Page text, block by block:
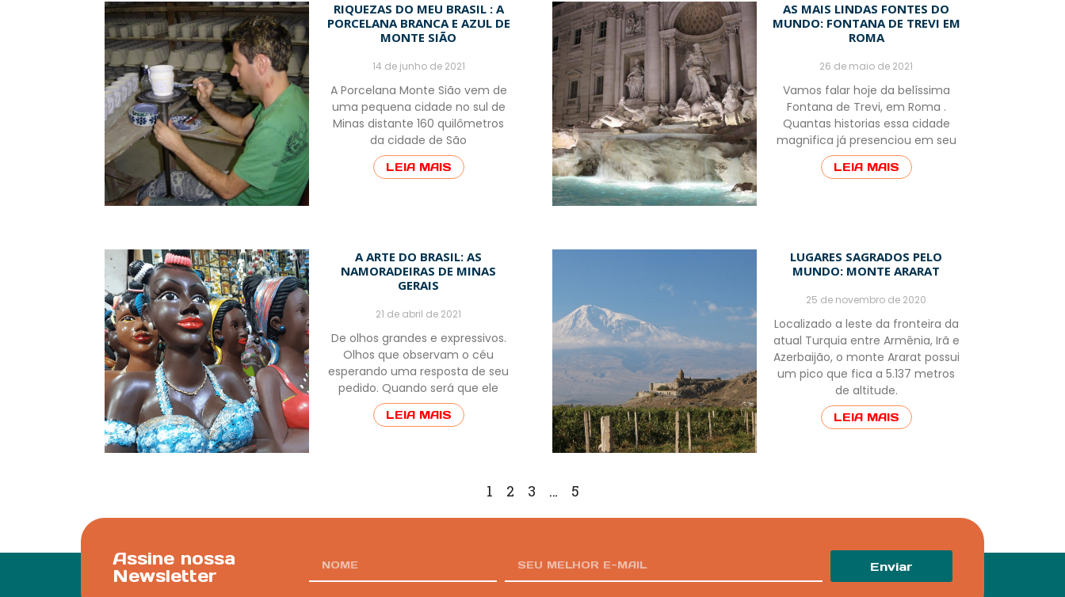
RIQUEZAS DO MEU BRASIL : A
PORCELANA BRANCA E AZUL DE
MONTE SIÃO
14 de junho de 2021
A Porcelana Monte Sião vem de
uma pequena cidade no sul de
Minas distante 160 quilômetros
da cidade de São
LEIA MAIS
AS MAIS LINDAS FONTES DO
MUNDO: FONTANA DE TREVI EM
ROMA
26 de maio de 2021
Vamos falar hoje da belíssima
Fontana de Trevi, em Roma .
Quantas historias essa cidade
magnifica já presenciou em seu
LEIA MAIS
A ARTE DO BRASIL: AS
NAMORADEIRAS DE MINAS
GERAIS
21 de abril de 2021
De olhos grandes e expressivos.
Olhos que observam o céu
esperando uma resposta de seu
pedido. Quando será que ele
LEIA MAIS
LUGARES SAGRADOS PELO
MUNDO: MONTE ARARAT
25 de novembro de 2020
Localizado a leste da fronteira da
atual Turquia entre Armênia, Irã e
Azerbaijão, o monte Ararat possui
um pico que fica a 5.137 metros
de altitude.
LEIA MAIS
1 2 3 … 5
Assine nossa
Newsletter Enviar